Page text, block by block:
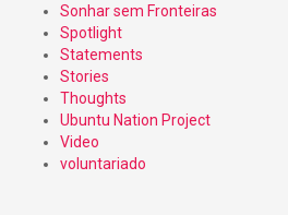
Sonhar sem Fronteiras
Spotlight
Statements
Stories
Thoughts
Ubuntu Nation Project
Video
voluntariado